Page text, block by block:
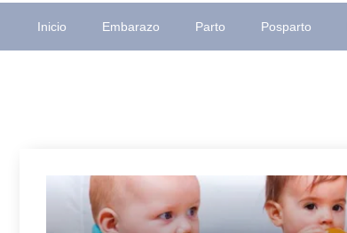
Inicio Embarazo Parto Posparto